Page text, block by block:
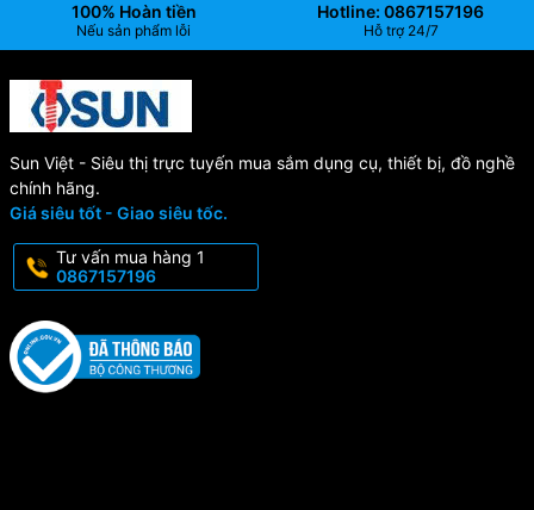
100% Hoàn tiền
Nếu sản phẩm lỗi
Hotline: 0867157196
Hỗ trợ 24/7
Sun Việt - Siêu thị trực tuyến mua sắm dụng cụ, thiết bị, đồ nghề
chính hãng.
Giá siêu tốt - Giao siêu tốc.
Tư vấn mua hàng 1
0867157196